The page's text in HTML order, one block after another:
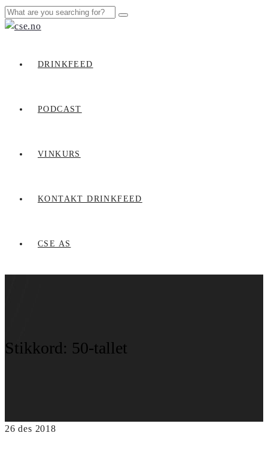
DRINKFEED
PODCAST
VINKURS
KONTAKT DRINKFEED
CSE AS
Stikkord: 50-tallet
26 des 2018